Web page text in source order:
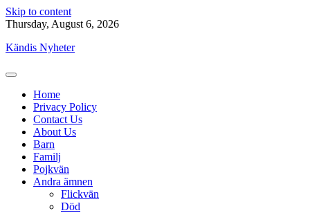
Skip to content
Thursday, August 6, 2026
Kändis Nyheter
Home
Privacy Policy
Contact Us
About Us
Barn
Familj
Pojkvän
Andra ämnen
Flickvän
Död